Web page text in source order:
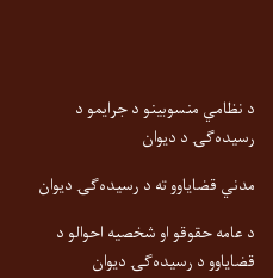
د نظامي منسوبینو د جرایمو د
رسیده‌ګۍ د دیوان
مدني قضایاوو ته د رسیده‌ګۍ دیوان
د عامه حقوقو او شخصیه احوالو د
قضایاوو د رسیده‌ګۍ دیوان